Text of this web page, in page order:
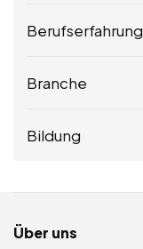
Berufserfahrung
Branche
Bildung
Über uns